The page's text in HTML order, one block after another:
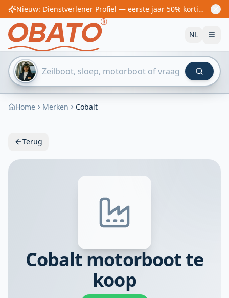
Nieuw: Dienstverlener Profiel — eerste jaar 50% korting! Vanaf €60/jaar
NL
Home Merken Cobalt
Terug
Cobalt motorboot te
koop